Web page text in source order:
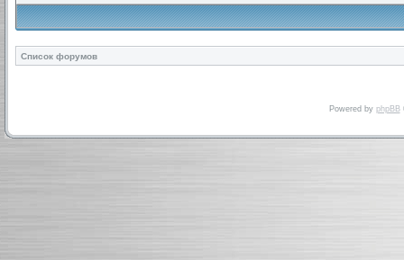
Список форумов
Powered by phpBB